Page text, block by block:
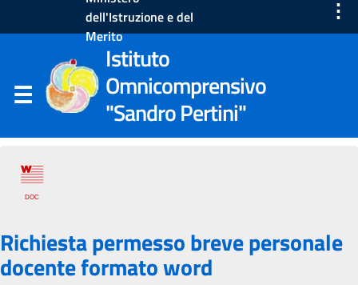
dell'Istruzione e del
Merito
⋮
Istituto
Omnicomprensivo
"Sandro Pertini"
Richiesta permesso breve personale
docente formato word